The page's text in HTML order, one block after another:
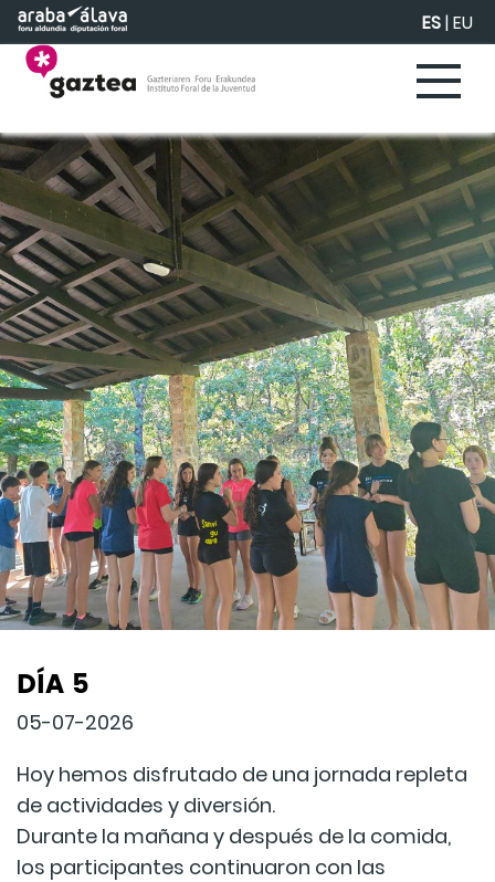
Saltar al contenido principal ES|EU
DÍA 5
05-07-2026
Hoy hemos disfrutado de una jornada repleta
de actividades y diversión.
Durante la mañana y después de la comida,
los participantes continuaron con las